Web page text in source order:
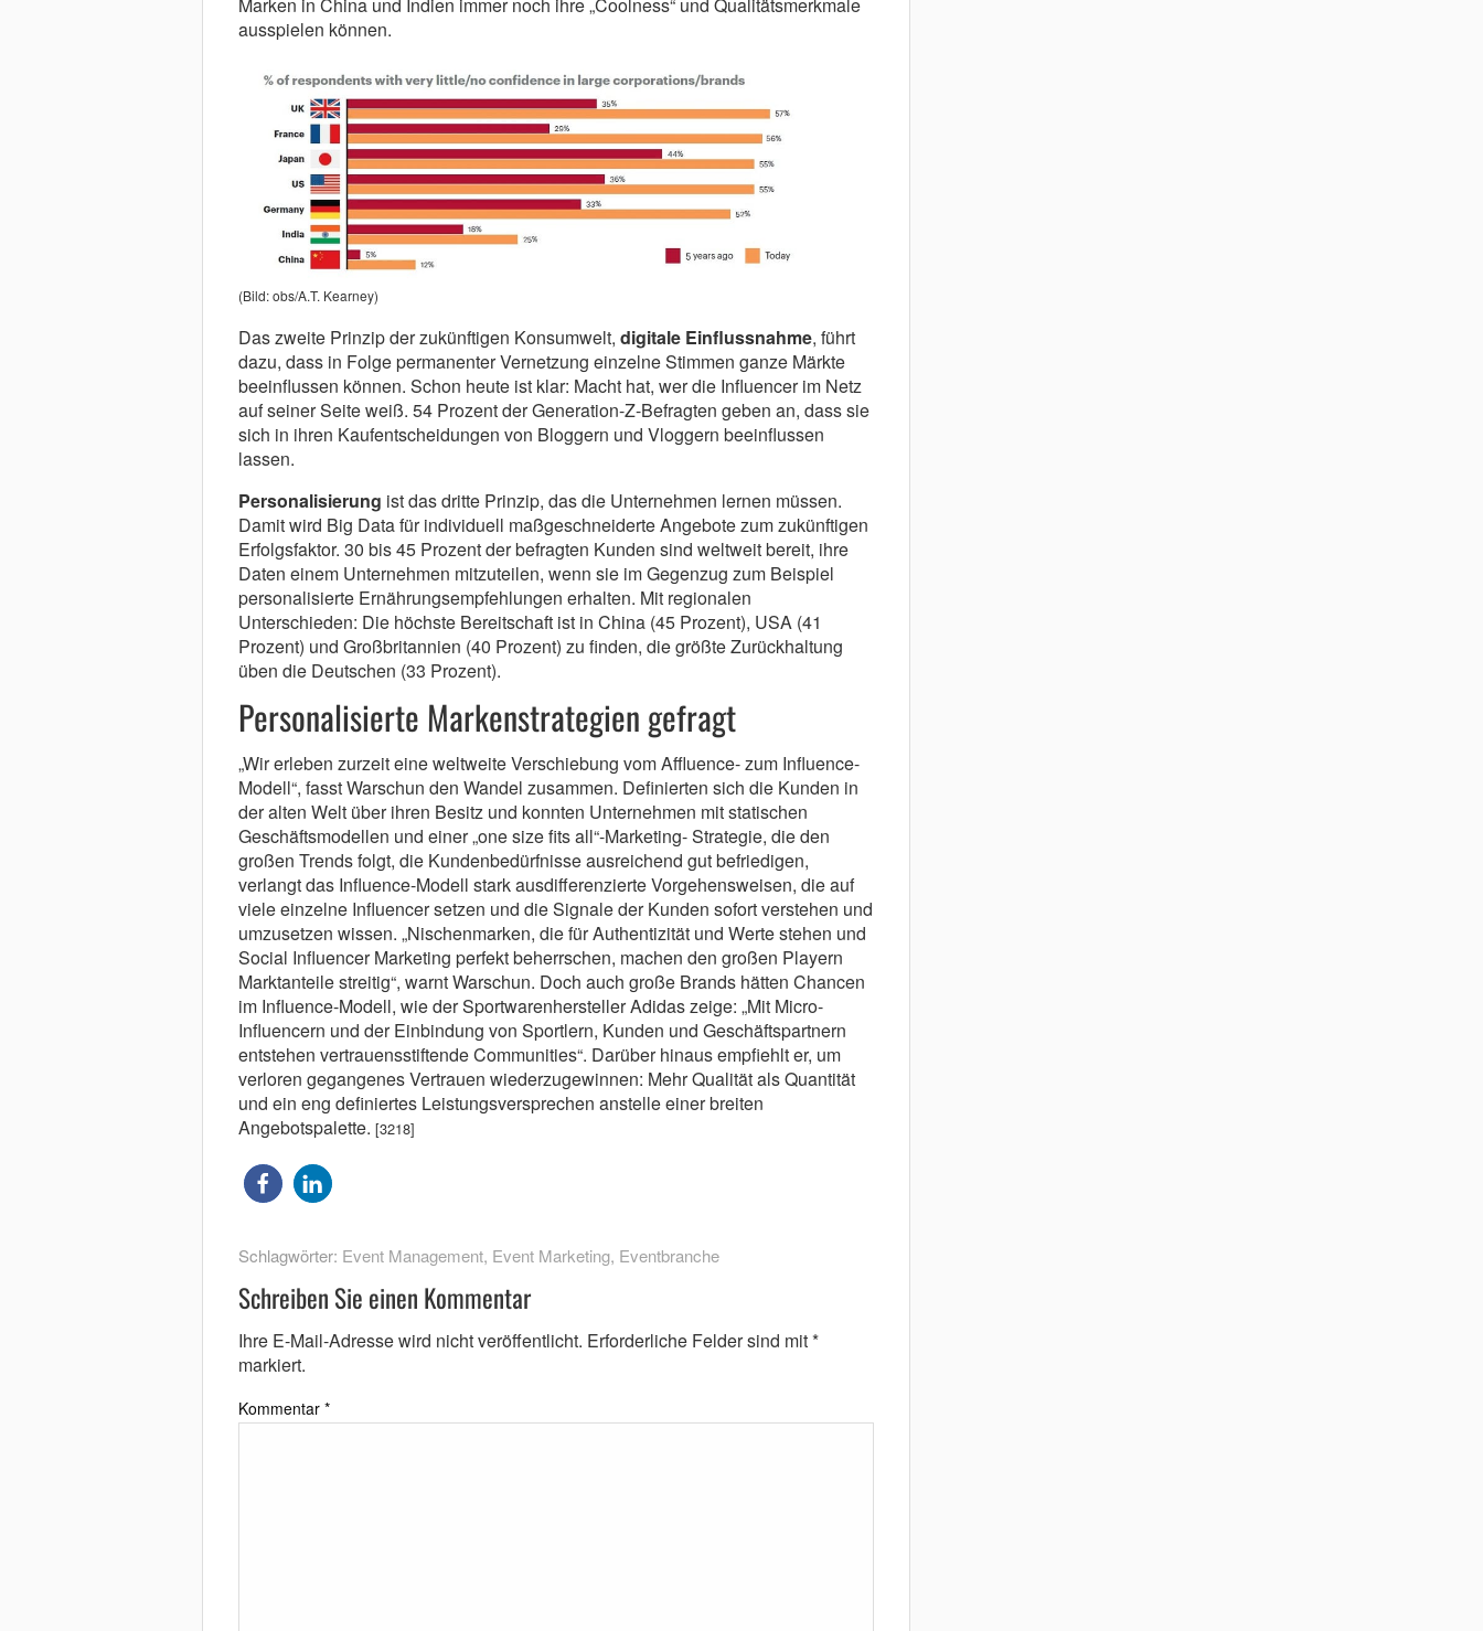
Marken in China und Indien immer noch ihre „Coolness“ und Qualitätsmerkmale
ausspielen können.
(Bild: obs/A.T. Kearney)
Das zweite Prinzip der zukünftigen Konsumwelt, digitale Einflussnahme, führt
dazu, dass in Folge permanenter Vernetzung einzelne Stimmen ganze Märkte
beeinflussen können. Schon heute ist klar: Macht hat, wer die Influencer im Netz
auf seiner Seite weiß. 54 Prozent der Generation-Z-Befragten geben an, dass sie
sich in ihren Kaufentscheidungen von Bloggern und Vloggern beeinflussen
lassen.
Personalisierung ist das dritte Prinzip, das die Unternehmen lernen müssen.
Damit wird Big Data für individuell maßgeschneiderte Angebote zum zukünftigen
Erfolgsfaktor. 30 bis 45 Prozent der befragten Kunden sind weltweit bereit, ihre
Daten einem Unternehmen mitzuteilen, wenn sie im Gegenzug zum Beispiel
personalisierte Ernährungsempfehlungen erhalten. Mit regionalen
Unterschieden: Die höchste Bereitschaft ist in China (45 Prozent), USA (41
Prozent) und Großbritannien (40 Prozent) zu finden, die größte Zurückhaltung
üben die Deutschen (33 Prozent).
Personalisierte Markenstrategien gefragt
„Wir erleben zurzeit eine weltweite Verschiebung vom Affluence- zum Influence-
Modell“, fasst Warschun den Wandel zusammen. Definierten sich die Kunden in
der alten Welt über ihren Besitz und konnten Unternehmen mit statischen
Geschäftsmodellen und einer „one size fits all“-Marketing- Strategie, die den
großen Trends folgt, die Kundenbedürfnisse ausreichend gut befriedigen,
verlangt das Influence-Modell stark ausdifferenzierte Vorgehensweisen, die auf
viele einzelne Influencer setzen und die Signale der Kunden sofort verstehen und
umzusetzen wissen. „Nischenmarken, die für Authentizität und Werte stehen und
Social Influencer Marketing perfekt beherrschen, machen den großen Playern
Marktanteile streitig“, warnt Warschun. Doch auch große Brands hätten Chancen
im Influence-Modell, wie der Sportwarenhersteller Adidas zeige: „Mit Micro-
Influencern und der Einbindung von Sportlern, Kunden und Geschäftspartnern
entstehen vertrauensstiftende Communities“. Darüber hinaus empfiehlt er, um
verloren gegangenes Vertrauen wiederzugewinnen: Mehr Qualität als Quantität
und ein eng definiertes Leistungsversprechen anstelle einer breiten
Angebotspalette. [3218]
Schlagwörter: Event Management, Event Marketing, Eventbranche
Schreiben Sie einen Kommentar
Ihre E-Mail-Adresse wird nicht veröffentlicht. Erforderliche Felder sind mit*
markiert.
Kommentar *